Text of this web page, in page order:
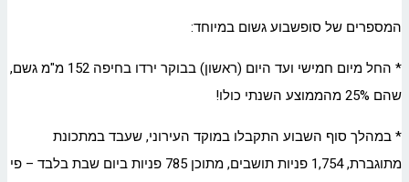
המספרים של סופשבוע גשום במיוחד:
* החל מיום חמישי ועד היום (ראשון) בבוקר ירדו בחיפה 152 מ"מ גשם,
שהם 25% מהממוצע השנתי כולו!
* במהלך סוף השבוע התקבלו במוקד העירוני, שעבד במתכונת
מתוגברת, 1,754 פניות תושבים, מתוכן 785 פניות ביום שבת בלבד – פי